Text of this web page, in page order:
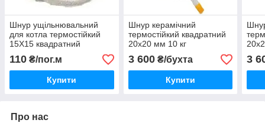
Шнур ущільнювальний
для котла термостійкий
15Х15 квадратний
110 ₴/пог.м
Купити
Шнур керамічний
термостійкий квадратний
20х20 мм 10 кг
3 600₴/бухта
Купити
3
Про нас